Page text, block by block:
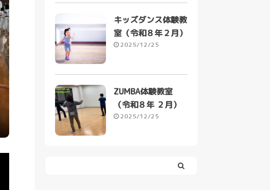
キッズダンス体験教
室（令和８年２月）
2025/12/25
ZUMBA体験教室
（令和８年 ２月）
2025/12/25